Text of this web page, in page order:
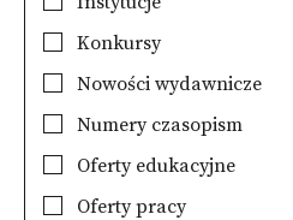
Konkursy
Nowości wydawnicze
Numery czasopism
Oferty edukacyjne
Oferty pracy